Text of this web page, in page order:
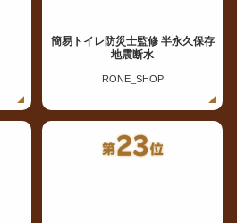
簡易トイレ防災士監修 半永久保存
地震断水
RONE_SHOP